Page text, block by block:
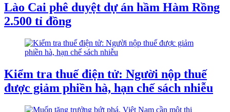
Lào Cai phê duyệt dự án hầm Hàm Rồng
2.500 tỉ đồng
Kiểm tra thuế điện tử: Người nộp thuế
được giảm phiền hà, hạn chế sách nhiễu